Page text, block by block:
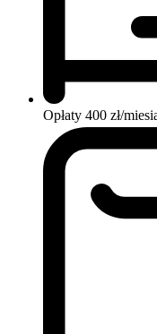
Opłaty 400 zł/